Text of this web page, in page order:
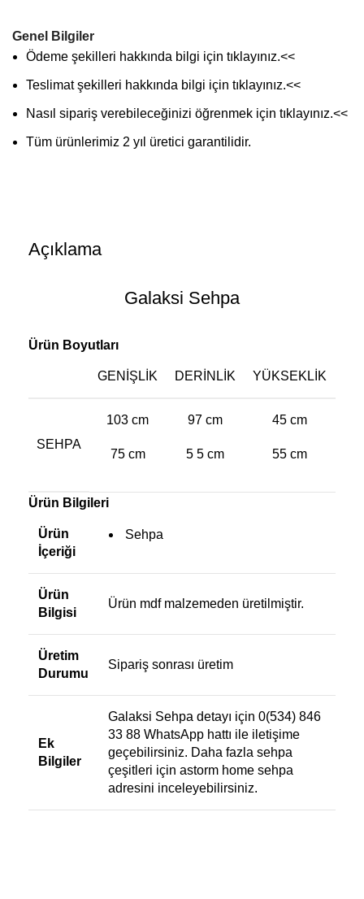
Genel Bilgiler
Ödeme şekilleri hakkında bilgi için tıklayınız.<<
Teslimat şekilleri hakkında bilgi için tıklayınız.<<
Nasıl sipariş verebileceğinizi öğrenmek için tıklayınız.<<
Tüm ürünlerimiz 2 yıl üretici garantilidir.
Açıklama
Galaksi Sehpa
Ürün Boyutları
GENIŞLIK DERINLIK YÜKSEKLIK
SEHPA
103 cm
75 cm
97 cm
5 5 cm
45 cm
55 cm
Ürün Bilgileri
Ürün
İçeriği
Sehpa
Ürün
Bilgisi
Ürün mdf malzemeden üretilmiştir.
Üretim
Durumu
Sipariş sonrası üretim
Ek
Bilgiler
Galaksi Sehpa detayı için 0(534) 846
33 88 WhatsApp hattı ile iletişime
geçebilirsiniz. Daha fazla sehpa
çeşitleri için astorm home sehpa
adresini inceleyebilirsiniz.